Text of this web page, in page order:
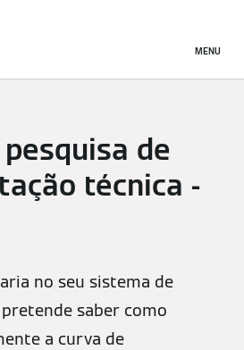
MENU
de
técnica -
no seu sistema de
saber como
a curva de